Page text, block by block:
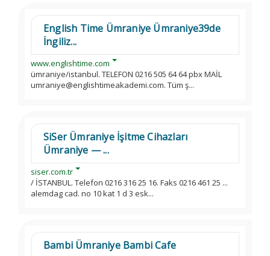
English Time Ümraniye Ümraniye39de
İngiliz...
www.englishtime.com
ümraniye/istanbul. TELEFON 0216 505 64 64 pbx MAİL
umraniye@englishtimeakademi.com. Tüm ş...
SiSer Ümraniye İşitme Cihazları
Ümraniye — ...
siser.com.tr
/ İSTANBUL. Telefon 0216 316 25 16. Faks 0216 461 25 ...
alemdag cad. no 10 kat 1 d 3 esk...
Bambi Ümraniye Bambi Cafe